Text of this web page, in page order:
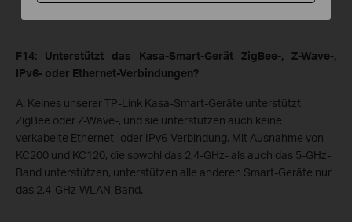
F14: Unterstützt das Kasa-Smart-Gerät ZigBee-, Z-Wave-,
IPv6- oder Ethernet-Verbindungen?
A: Keines unserer TP-Link Kasa-Smart-Geräte unterstützt
ZigBee oder Z-Wave-, und sie unterstützen auch keine
verkabelte Ethernet- oder IPv6-Verbindung. Mit Ausnahme von
KC200 und KC120, die sowohl das 2,4-GHz- als auch das 5-GHz-
Band unterstützen, unterstützen alle anderen Smart-Geräte nur
das 2,4-GHz-WLAN-Band.